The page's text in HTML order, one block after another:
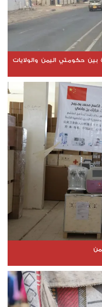
بين حكومتي اليمن والولايات